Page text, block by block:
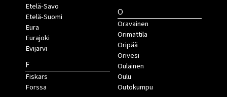
Etelä-Savo
Etelä-Suomi
Eura
Eurajoki
Evijärvi
F
Fiskars
Forssa
O
Oravainen
Orimattila
Oripää
Orivesi
Oulainen
Oulu
Outokumpu